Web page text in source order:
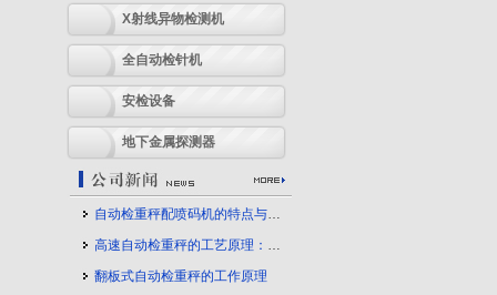
X射线异物检测机
全自动检针机
安检设备
地下金属探测器
自动检重秤配喷码机的特点与应用
高速自动检重秤的工艺原理：守护产品质量的幕后力量
翻板式自动检重秤的工作原理